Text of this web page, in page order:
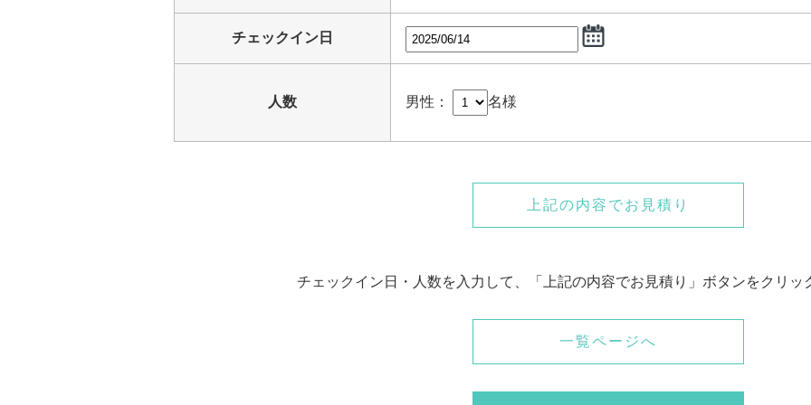
チェックイン日
人数 男性： 名様
上記の内容でお見積り
チェックイン日・人数を入力して、「上記の内容でお見積り」ボタンをクリッ
一覧ページへ